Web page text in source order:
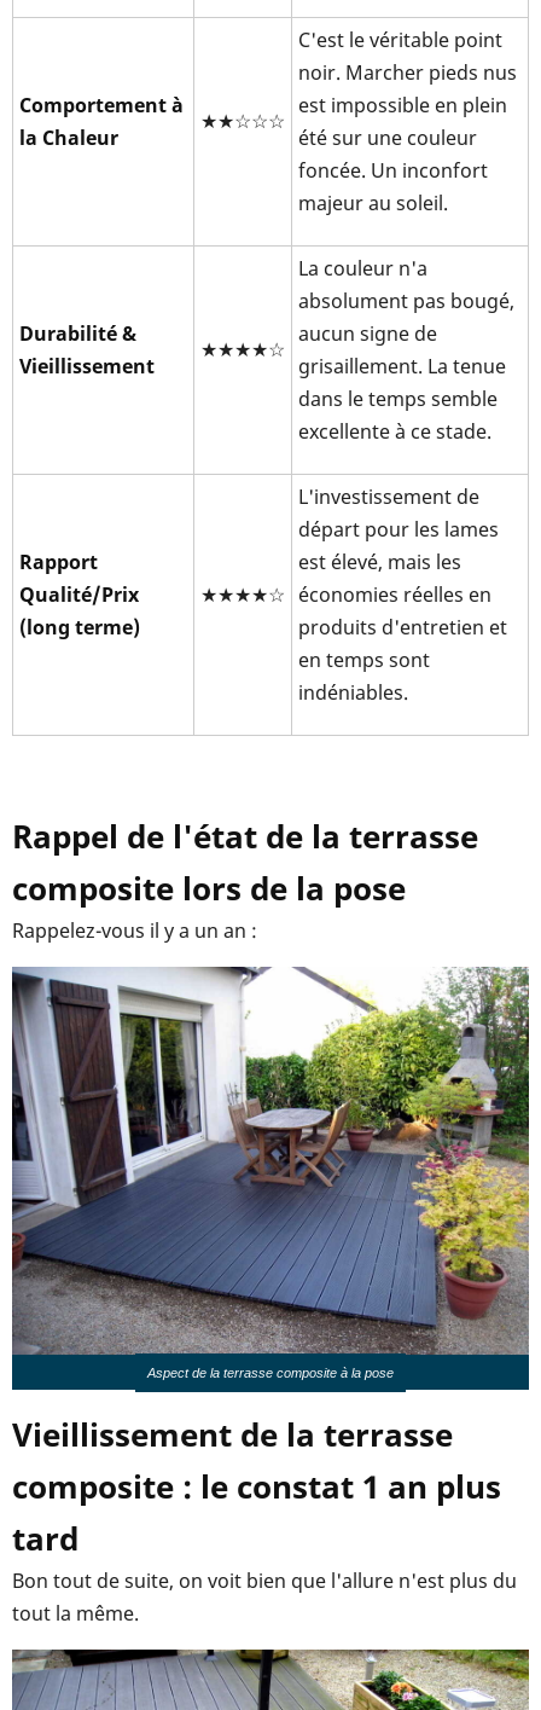
Comportement à
la Chaleur
★★☆☆☆
C'est le véritable point
noir. Marcher pieds nus
est impossible en plein
été sur une couleur
foncée. Un inconfort
majeur au soleil.
Durabilité &
Vieillissement
★★★★☆
La couleur n'a
absolument pas bougé,
aucun signe de
grisaillement. La tenue
dans le temps semble
excellente à ce stade.
Rapport
Qualité/Prix
(long terme)
★★★★☆
L'investissement de
départ pour les lames
est élevé, mais les
économies réelles en
produits d'entretien et
en temps sont
indéniables.
Rappel de l'état de la terrasse
composite lors de la pose
Rappelez-vous il y a un an :
Aspect de la terrasse composite à la pose
Vieillissement de la terrasse
composite : le constat 1 an plus
tard
Bon tout de suite, on voit bien que l'allure n'est plus du
tout la même.